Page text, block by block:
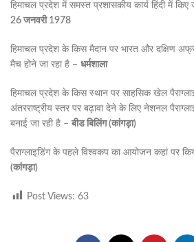
हिमाचल प्रदेश में समस्त प्रशासकीय कार्य हिंदी में किए
26 जनवरी 1978
हिमाचल प्रदेश के किस मैदान पर भारत और दक्षिण
मैच होने जा रहा है – धर्मशाला
हिमाचल प्रदेश के किस स्थान पर साहसिक खेल
अंतरराष्ट्रीय स्तर पर बढ़ावा देने के लिए नेशनल
बनाई जा रही है – बीड बिलिंग (कांगड़ा)
पैराग्लाइडिंग के पहले विश्वकप का आयोजन कहां पर
(कांगड़ा)
Post Views: 63